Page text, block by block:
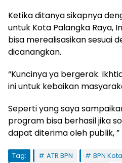
Ketika ditanya sikapnya
untuk Kota Palangka Raya,
bisa merealisasikan sesuai
dicanangkan.
“Kuncinya ya bergerak.
ini untuk kebaikan
Seperti yang saya
program bisa berhasil jika
dapat diterima oleh publik,
Tag: ATR BPN
BPN